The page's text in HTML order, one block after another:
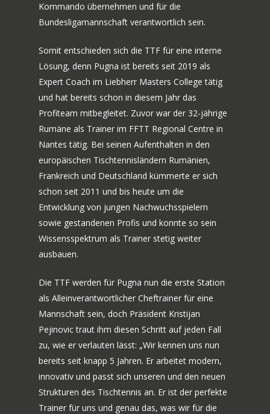
Kommando übernehmen und für die
Bundesligamannschaft verantwortlich sein.
Somit entschieden sich die TTF für eine interne
Lösung, denn Pugna ist bereits seit 2019 als
Expert Coach im Liebherr Masters College tätig
und hat bereits schon in diesem Jahr das
Profiteam mitbegleitet. Zuvor war der 32-jährige
Rumäne als Trainer im FFTT Regional Centre in
Nantes tätig. Bei seinen Aufenthalten in den
europäischen Tischtennisländern Rumänien,
Frankreich und Deutschland kümmerte er sich
schon seit 2011 und bis heute um die
Entwicklung von jungen Nachwuchsspielern
sowie gestandenen Profis und konnte so sein
Wissensspektrum als Trainer stetig weiter
ausbauen.
Die TTF werden für Pugna nun die erste Station
als Alleinverantwortlicher Cheftrainer für eine
Mannschaft sein, doch Präsident Kristijan
Pejinovic traut ihm diesen Schritt auf jeden Fall
zu, wie er verlauten lässt: „Wir kennen uns nun
bereits seit knapp 5 Jahren. Er arbeitet modern,
innovativ und passt sich unseren und den neuen
Strukturen des Tischtennis an. Er ist der perfekte
Trainer für uns und genau das, was wir für die
70 JAHRE TTF
JUBILÄUMS-
BILDERGALERIE
HISTORIE
NEWS
SPIELE
MANNSCHAFT
TICKETS
VEREINSSHOP
PARTNER
AMATEURE
JOBS
KONTAKT